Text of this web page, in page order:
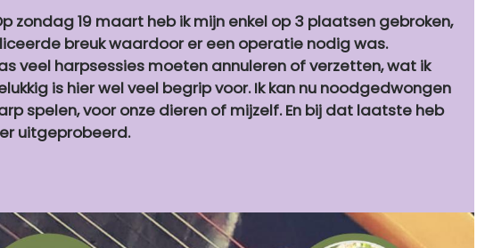
zondag 19 maart heb ik mijn enkel op 3 plaatsen gebroken,
breuk waardoor er een operatie nodig was.
veel harpsessies moeten annuleren of verzetten, wat ik
is hier wel veel begrip voor. Ik kan nu noodgedwongen
spelen, voor onze dieren of mijzelf. En bij dat laatste heb
uitgeprobeerd.